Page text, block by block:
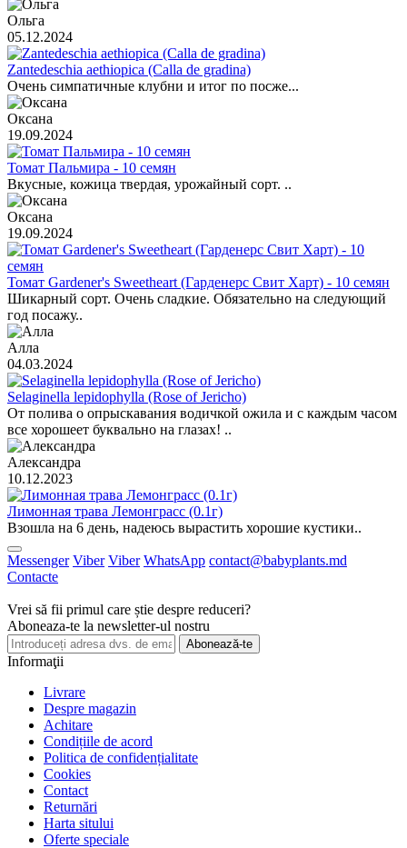
Ольга
05.12.2024
Zantedeschia aethiopica (Calla de gradina)
Очень симпатичные клубни и итог по посже...
Оксана
19.09.2024
Томат Пальмира - 10 семян
Вкусные, кожица твердая, урожайный сорт. ..
Оксана
19.09.2024
Томат Gardener's Sweetheart (Гарденерс Свит Харт) - 10 семян
Шикарный сорт. Очень сладкие. Обязательно на следующий
год посажу..
Алла
04.03.2024
Selaginella lepidophylla (Rose of Jericho)
От полива о опрыскавания водичкой ожила и с каждым часом
все хорошеет буквально на глазах! ..
Александра
10.12.2023
Лимонная трава Лемонграсс (0.1г)
Взошла на 6 день, надеюсь вырастить хорошие кустики..
Messenger Viber Viber WhatsApp contact@babyplants.md
Contacte
Vrei să fii primul care știe despre reduceri?
Aboneaza-te la newsletter-ul nostru
Abonează-te
Informaţii
Livrare
Despre magazin
Achitare
Condițiile de acord
Politica de confidențialitate
Cookies
Contact
Returnări
Harta sitului
Oferte speciale